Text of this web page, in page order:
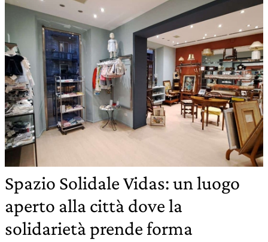
Spazio Solidale Vidas: un luogo
aperto alla città dove la
solidarietà prende forma